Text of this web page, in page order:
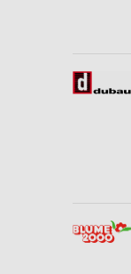
Verwendung
Geräte anhand
Funktional